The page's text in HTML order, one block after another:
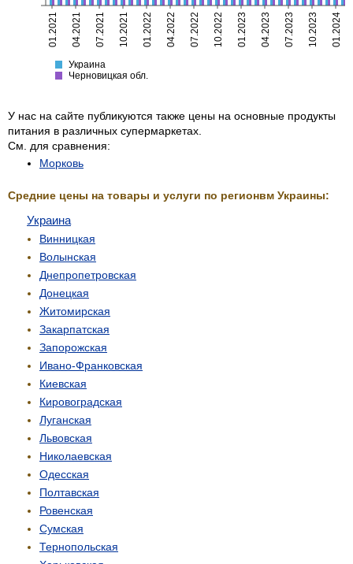
Украина
Черновицкая
01.2021 04.2021 07.2021 10.2021 01.2022 04.2022 07.2022 10.2022 01.2023 04.2023 07.2023 10.2023 01.2024
Украина
Черновицкая обл.
У нас на сайте публикуются также цены на основные продукты
питания в различных супермаркетах.
См. для сравнения:
Морковь
Средние цены на товары и услуги по регионвм Украины:
Украина
Винницкая
Волынская
Днепропетровская
Донецкая
Житомирская
Закарпатская
Запорожская
Ивано-Франковская
Киевская
Кировоградская
Луганская
Львовская
Николаевская
Одесская
Полтавская
Ровенская
Сумская
Тернопольская